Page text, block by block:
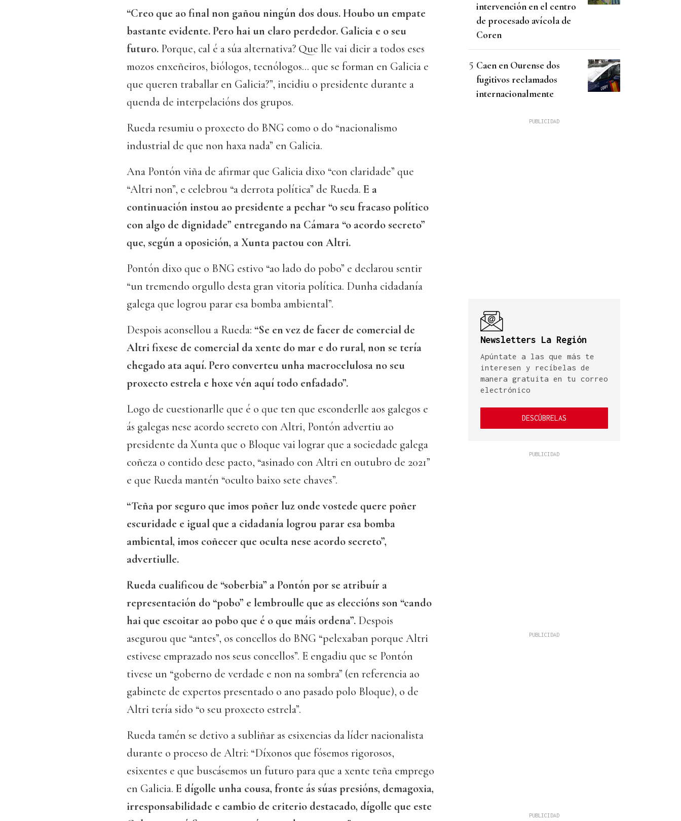
“Creo que ao final non gañou ningún dos dous. Houbo un empate
bastante evidente. Pero hai un claro perdedor. Galicia e o seu
futuro. Porque, cal é a súa alternativa? Que lle vai dicir a todos eses
mozos enxeñeiros, biólogos, tecnólogos... que se forman en Galicia e
que queren traballar en Galicia?”, incidiu o presidente durante a
quenda de interpelacións dos grupos.
Rueda resumiu o proxecto do BNG como o do “nacionalismo
industrial de que non haxa nada” en Galicia.
Ana Pontón viña de afirmar que Galicia dixo “con claridade” que
“Altri non”, e celebrou “a derrota política” de Rueda. E a
continuación instou ao presidente a pechar “o seu fracaso político
con algo de dignidade” entregando na Cámara “o acordo secreto”
que, según a oposición, a Xunta pactou con Altri.
Pontón dixo que o BNG estivo “ao lado do pobo” e declarou sentir
“un tremendo orgullo desta gran vitoria política. Dunha cidadanía
galega que logrou parar esa bomba ambiental”.
Despois aconsellou a Rueda: “Se en vez de facer de comercial de
Altri fixese de comercial da xente do mar e do rural, non se tería
chegado ata aquí. Pero converteu unha macrocelulosa no seu
proxecto estrela e hoxe vén aquí todo enfadado”.
Logo de cuestionarlle que é o que ten que esconderlle aos galegos e
ás galegas nese acordo secreto con Altri, Pontón advertiu ao
presidente da Xunta que o Bloque vai lograr que a sociedade galega
coñeza o contido dese pacto, “asinado con Altri en outubro de 2021”
e que Rueda mantén “oculto baixo sete chaves”.
“Teña por seguro que imos poñer luz onde vostede quere poñer
escuridade e igual que a cidadanía logrou parar esa bomba
ambiental, imos coñecer que oculta nese acordo secreto”,
advertiulle.
Rueda cualificou de “soberbia” a Pontón por se atribuír a
representación do “pobo” e lembroulle que as eleccións son “cando
hai que escoitar ao pobo que é o que máis ordena”. Despois
asegurou que “antes”, os concellos do BNG “pelexaban porque Altri
estivese emprazado nos seus concellos”. E engadiu que se Pontón
tivese un “goberno de verdade e non na sombra” (en referencia ao
gabinete de expertos presentado o ano pasado polo Bloque), o de
Altri tería sido “o seu proxecto estrela”.
Rueda tamén se detivo a subliñar as esixencias da líder nacionalista
durante o proceso de Altri: “Díxonos que fósemos rigorosos,
esixentes e que buscásemos un futuro para que a xente teña emprego
en Galicia. E dígolle unha cousa, fronte ás súas presións, demagoxia,
irresponsabilidade e cambio de criterio destacado, dígolle que este
intervención en el centro
de procesado avícola de
Coren
Caen en Ourense dos
fugitivos reclamados
internacionalmente
Newsletters La Región
Apúntate a las que más te
interesen y recíbelas de
manera gratuita en tu correo
electrónico
DESCÚBRELAS